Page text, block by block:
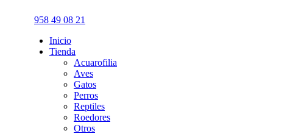
958 49 08 21
Inicio
Tienda
Acuarofilia
Aves
Gatos
Perros
Reptiles
Roedores
Otros